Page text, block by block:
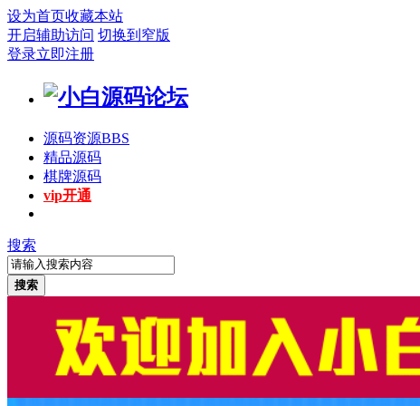
设为首页收藏本站
开启辅助访问 切换到窄版
登录立即注册
源码资源BBS
精品源码
棋牌源码
vip开通
搜索
搜索